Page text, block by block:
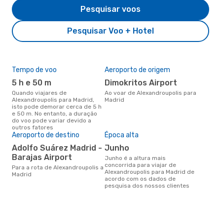
Pesquisar Voo + Hotel
Pesquisar voos
Tempo de voo
5 h e 50 m
Quando viajares de
Alexandroupolis para Madrid,
isto pode demorar cerca de 5 h
e 50 m. No entanto, a duração
do voo pode variar devido a
outros fatores
Aeroporto de origem
Dimokritos Airport
Ao voar de Alexandroupolis para
Madrid
Aeroporto de destino
Adolfo Suárez Madrid -
Barajas Airport
Para a rota de Alexandroupolis a
Madrid
Época alta
junho
junho é a altura mais
concorrida para viajar de
Alexandroupolis para Madrid de
acordo com os dados de
pesquisa dos nossos clientes